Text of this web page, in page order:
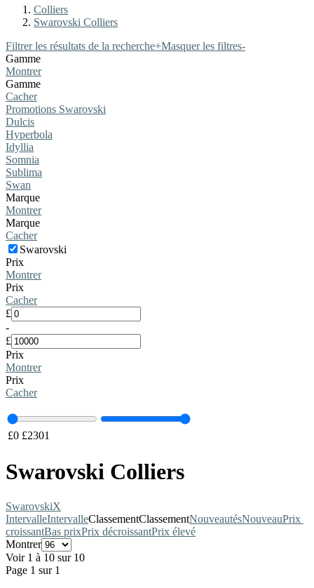
Colliers
Swarovski Colliers
Filtrer les résultats de la recherche+Masquer les filtres-
Gamme
Montrer
Gamme
Cacher
Promotions Swarovski
Dulcis
Hyperbola
Idyllia
Somnia
Sublima
Swan
Marque
Montrer
Marque
Cacher
Swarovski
Prix
Montrer
Prix
Cacher
£
-
£
Prix
Montrer
Prix
Cacher
£0 £2301
Swarovski Colliers
SwarovskiX
IntervalleIntervalleClassementClassementNouveautésNouveauPrix ​​
croissantBas prixPrix décroissantPrix élevé
Montrer
Voir 1 à 10 sur 10
Page 1 sur 1